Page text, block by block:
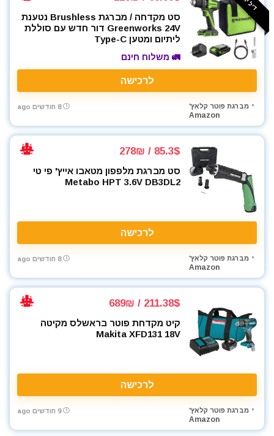
סט מקדחה / מברגת Brushless נטענת
Greenworks 24V דור חדש עם סוללת
ליתיום ומטען Type-C
🚛 משלוח חינם
לרכישה
מברגת פוטר קלאץ'
Amazon
8 חודשים ago
85.3$ / 278₪
סט מברגת מלפפון מטאבו אייץ' פי טי
Metabo HPT 3.6V DB3DL2
לרכישה
מברגת פוטר קלאץ'
Amazon
8 חודשים ago
211.38$ / 689₪
קיט מקדחת פוטר בראשלס מקיטה
Makita XFD131 18V
לרכישה
מברגת פוטר קלאץ'
Amazon
9 חודשים ago